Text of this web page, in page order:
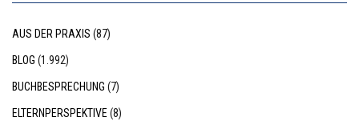
AUS DER PRAXIS (87)
BLOG (1.992)
BUCHBESPRECHUNG (7)
ELTERNPERSPEKTIVE (8)